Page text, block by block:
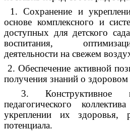
1. Сохранение и
основе комплексного и
доступных для детского
воспитания,
деятельности на свежем
2. Обеспечение активной
получения знаний о
3. Конструктивное
педагогического
укреплении их здоровья,
потенциала.